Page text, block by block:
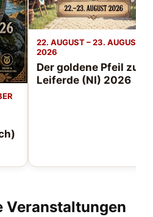
22. AUGUST – 23. AUGUST
2026
Der goldene Pfeil zu
Leiferde (NI) 2026
Veranstaltungen